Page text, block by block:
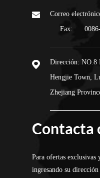
Correo
Fax:
Dirección:NO.8
Hengjie Town,
Zhejiang
Contacta
Para ofertas exclusivas
ingresando su